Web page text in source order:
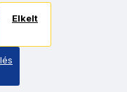
Elkelt
Megerősített
váz
Kefe
technológia: Alaplap